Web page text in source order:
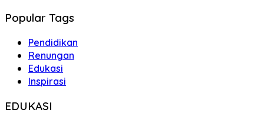
Popular Tags
Pendidikan
Renungan
Edukasi
Inspirasi
EDUKASI